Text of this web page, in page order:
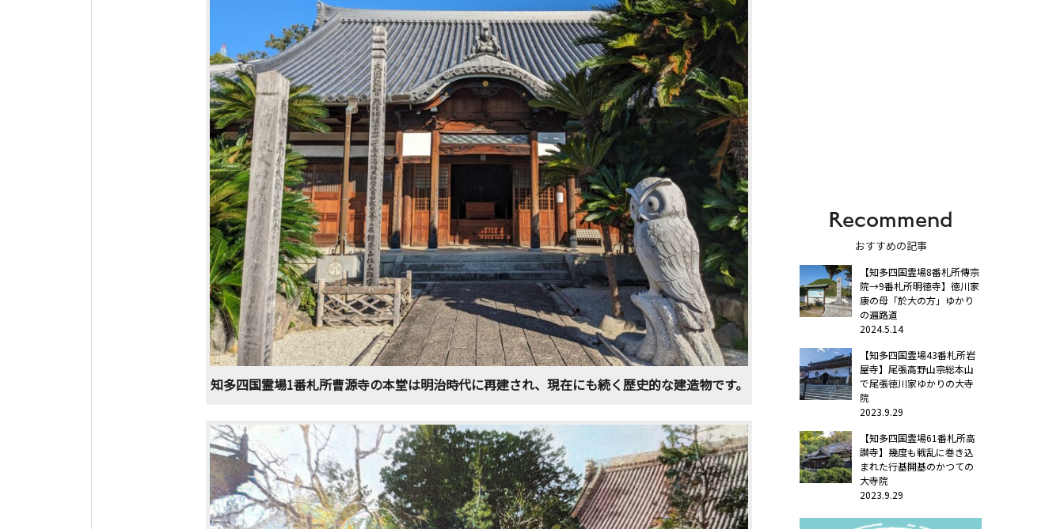
知多四国霊場1番札所曹源寺の本堂は明治時代に再建され、現在にも続く歴史的な建造物です。
Recommend
おすすめの記事
【知多四国霊場8番札所傳宗
院→9番札所明徳寺】徳川家
康の母「於大の方」ゆかり
の遍路道
2024.5.14
【知多四国霊場43番札所岩
屋寺】尾張高野山宗総本山
で尾張徳川家ゆかりの大寺
院
2023.9.29
【知多四国霊場61番札所高
讃寺】幾度も戦乱に巻き込
まれた行基開基のかつての
大寺院
2023.9.29